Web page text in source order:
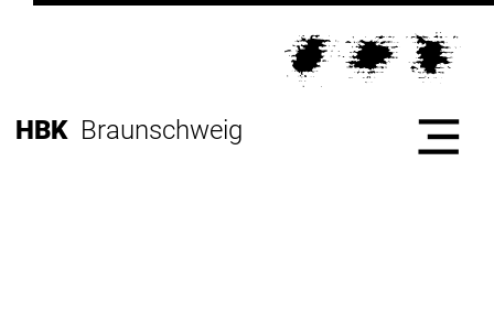
Inhalt
zur
Direkt
HBK Braunschweig